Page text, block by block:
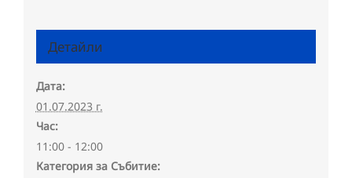
Детайли
Дата:
01.07.2023 г.
Час:
11:00 - 12:00
Категория за Събитие: